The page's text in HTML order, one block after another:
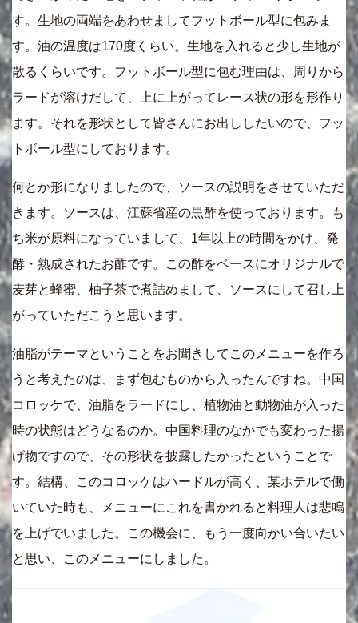
す。生地の両端をあわせましてフットボール型に包みま
す。油の温度は170度くらい。生地を入れると少し生地が
散るくらいです。フットボール型に包む理由は、周りから
ラードが溶けだして、上に上がってレース状の形を形作り
ます。それを形状として皆さんにお出ししたいので、フッ
トボール型にしております。
何とか形になりましたので、ソースの説明をさせていただ
きます。ソースは、江蘇省産の黒酢を使っております。も
ち米が原料になっていまして、1年以上の時間をかけ、発
酵・熟成されたお酢です。この酢をベースにオリジナルで
麦芽と蜂蜜、柚子茶で煮詰めまして、ソースにして召し上
がっていただこうと思います。
油脂がテーマということをお聞きしてこのメニューを作ろ
うと考えたのは、まず包むものから入ったんですね。中国
コロッケで、油脂をラードにし、植物油と動物油が入った
時の状態はどうなるのか。中国料理のなかでも変わった揚
げ物ですので、その形状を披露したかったということで
す。結構、このコロッケはハードルが高く、某ホテルで働
いていた時も、メニューにこれを書かれると料理人は悲鳴
を上げでいました。この機会に、もう一度向かい合いたい
と思い、このメニューにしました。